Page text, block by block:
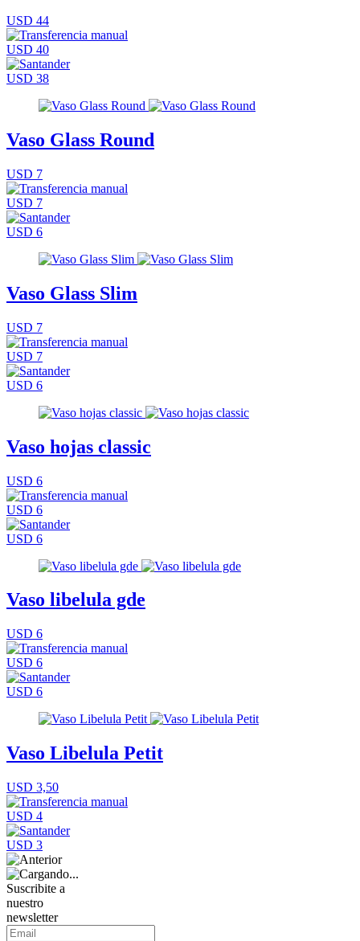
USD 44
USD 40
USD 38
Vaso Glass Round
USD 7
USD 7
USD 6
Vaso Glass Slim
USD 7
USD 7
USD 6
Vaso hojas classic
USD 6
USD 6
USD 6
Vaso libelula gde
USD 6
USD 6
USD 6
Vaso Libelula Petit
USD 3,50
USD 4
USD 3
Suscribite a
nuestro
newsletter